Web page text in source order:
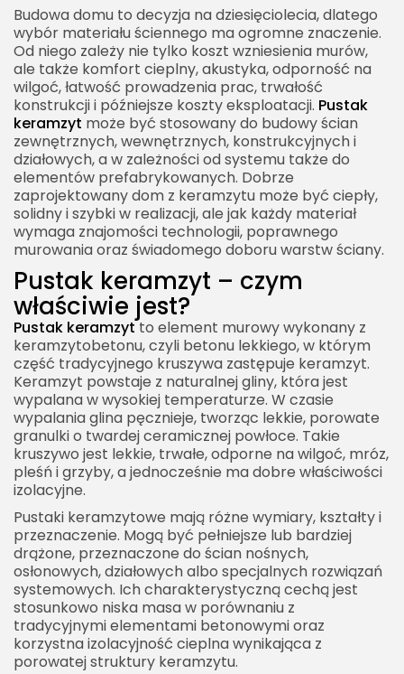
Budowa domu to decyzja na dziesięciolecia, dlatego
wybór materiału ściennego ma ogromne znaczenie.
Od niego zależy nie tylko koszt wzniesienia murów,
ale także komfort cieplny, akustyka, odporność na
wilgoć, łatwość prowadzenia prac, trwałość
konstrukcji i późniejsze koszty eksploatacji. Pustak
keramzyt może być stosowany do budowy ścian
zewnętrznych, wewnętrznych, konstrukcyjnych i
działowych, a w zależności od systemu także do
elementów prefabrykowanych. Dobrze
zaprojektowany dom z keramzytu może być ciepły,
solidny i szybki w realizacji, ale jak każdy materiał
wymaga znajomości technologii, poprawnego
murowania oraz świadomego doboru warstw ściany.
Pustak keramzyt – czym
właściwie jest?
Pustak keramzytto element murowy wykonany z
keramzytobetonu, czyli betonu lekkiego, w którym
część tradycyjnego kruszywa zastępuje keramzyt.
Keramzyt powstaje z naturalnej gliny, która jest
wypalana w wysokiej temperaturze. W czasie
wypalania glina pęcznieje, tworząc lekkie, porowate
granulki o twardej ceramicznej powłoce. Takie
kruszywo jest lekkie, trwałe, odporne na wilgoć, mróz,
pleśń i grzyby, a jednocześnie ma dobre właściwości
izolacyjne.
Pustaki keramzytowe mają różne wymiary, kształty i
przeznaczenie. Mogą być pełniejsze lub bardziej
drążone, przeznaczone do ścian nośnych,
osłonowych, działowych albo specjalnych rozwiązań
systemowych. Ich charakterystyczną cechą jest
stosunkowo niska masa w porównaniu z
tradycyjnymi elementami betonowymi oraz
korzystna izolacyjność cieplna wynikająca z
porowatej struktury keramzytu.
Tynkowanie ścian z pustaków keramzytowych
Ocieplenie ścian z pustaka keramzytowego
Mostki termiczne w domu z pustaków
keramzytowych
Pustak keramzyt a fundamenty
Pustak keramzyt a stropy
Pustak keramzyt a dom energooszczędny
Pustak keramzyt a dom pasywny
Pustak keramzyt w prefabrykacji
Cena pustaka keramzytowego
Ile pustaków keramzytowych potrzeba na dom?
Transport i składowanie pustaków
keramzytowych
Pustak keramzyt a szybkość budowy
Pustak keramzyt a trwałość domu
Pustak keramzyt a komfort mieszkania
Pustak keramzyt w garażu i budynkach
gospodarczych
Pustak keramzyt a piwnica
Pustak keramzyt a elewacja
Pustak keramzyt a wykończenie wnętrz
Pustak keramzyt a mocowanie mebli i urządzeń
Pustak keramzyt a odporność na uszkodzenia